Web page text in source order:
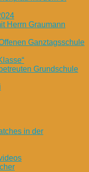
Herrn Graumann
Ganztagsschule
Grundschule
in der